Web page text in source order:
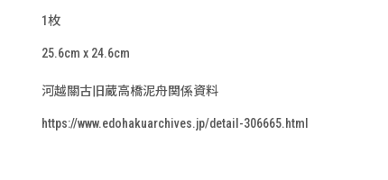
1枚
25.6cm x 24.6cm
河越關古旧蔵高橋泥舟関係資料
https://www.edohakuarchives.jp/detail-306665.html